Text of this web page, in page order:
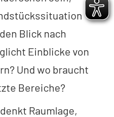
Blick nach
Einblicke von
Und wo braucht
Bereiche?
Raumlage,